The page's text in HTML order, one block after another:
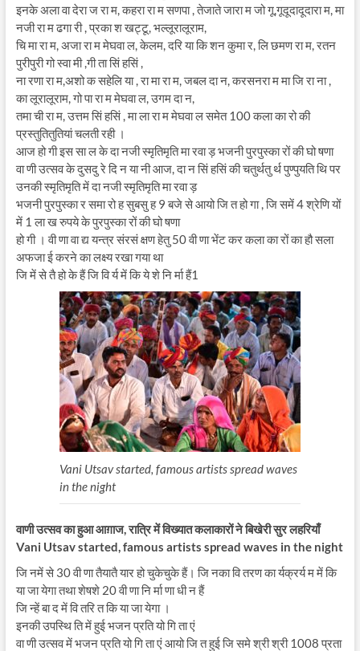
इनके अला वा देरा ज रा म, कहरा रा म सणपा , तेजाते जारा म जो गू,गूदूदादूदारा म, मा
नजी रा म ढगा री , प्रका श खट्टू, भल्लूरालूराम,
चि मा रा म, अजा रा म मेघवा ल, केलम, दरि या कि शन कुमा र, लि छमण रा म, रतन
पुरीपुरी गो स्वा मी ,गी ता सिं हसिं ,
ना रणा रा म,अशो क सहेलि या , रा मा रा म, जबल दा न, करसनरा म मा जि रा ना ,
का लूरालूराम, गो पा रा म मेघवा ल, उगम दा न,
तमा ची रा म, उत्तम सिं हसिं , मा ला रा म मेघवा ल समेत 100 कला का रो की
प्रस्तुतितुतियां चलती रही ।
आज हो गी इस सा ल के दा नजी स्मृतिमृति मा रवा ड़ भजनी पुरपुस्का रों की घो षणा
वा णी उत्सव के दुसदु रे दि न या नी आज, दा न सिं हसिं की चतुर्थतु र्थ पुण्पुयति थि पर
उनकी स्मृतिमृति में दा नजी स्मृतिमृति मा रवा ड़
भजनी पुरपुस्का र समा रो ह सुबसु ह 9 बजे से आयो जि त हो गा , जि समें 4 श्रेणि यों
में 1 ला ख रुपये के पुरपुस्का रों की घो षणा
हो गी । वी णा वा द्य यन्त्र संरसं क्षण हेतु 50 वी णा भेंट कर कला का रों का हौ सला
अफजा ई करने का लक्ष्य रखा गया था
जि में से तै हो के हैं जि वि र्य में कि ये शे नि र्मा हैं1
Vani Utsav started, famous artists spread waves
in the night
वाणी उत्सव का हुआ आग़ाज, रात्रि में विख्यात कलाकारों ने बिखेरी सुर लहरियाँ
Vani Utsav started, famous artists spread waves in the night
जि नमें से 30 वी णा तैयातै यार हो चुकेचुके हैं। जि नका वि तरण का र्यक्रर्य म में कि
या जा येगा तथा शेषशे 20 वी णा नि र्मा णा धी न हैं
जि न्हें बा द में वि तरि त कि या जा येगा ।
इनकी उपस्थि ति में हुई भजन प्रति यो गि ता एं
वा णी उत्सव में भजन प्रति यो गि ता एं आयो जि त हुई जि समे श्री श्री 1008 प्रता